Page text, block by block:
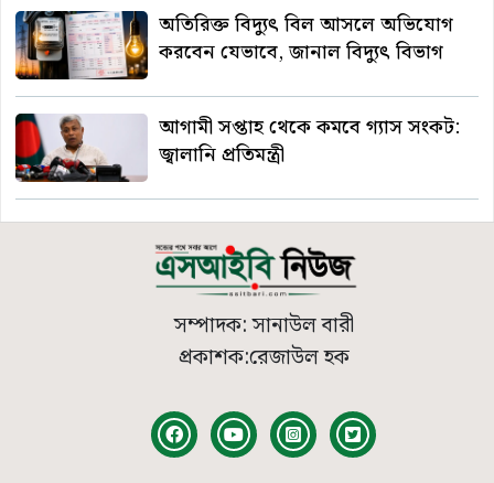
অতিরিক্ত বিদ্যুৎ বিল আসলে অভিযোগ
করবেন যেভাবে, জানাল বিদ্যুৎ বিভাগ
আগামী সপ্তাহ থেকে কমবে গ্যাস সংকট:
জ্বালানি প্রতিমন্ত্রী
সম্পাদক: সানাউল বারী
প্রকাশক:রেজাউল হক